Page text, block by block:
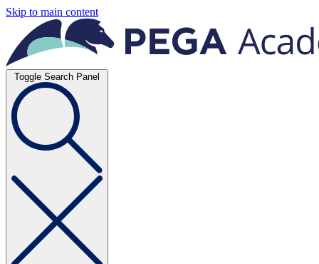
Skip to main content
Toggle Search Panel